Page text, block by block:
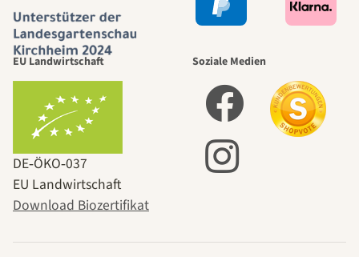
EU Landwirtschaft
DE‑ÖKO‑037
EU Landwirtschaft
Download Biozertifikat
Soziale Medien